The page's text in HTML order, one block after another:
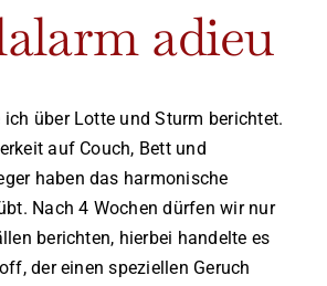
adieu
ich über Lotte und Sturm berichtet.
auf Couch, Bett und
haben das harmonische
Nach 4 Wochen dürfen wir nur
berichten, hierbei handelte es
der einen speziellen Geruch